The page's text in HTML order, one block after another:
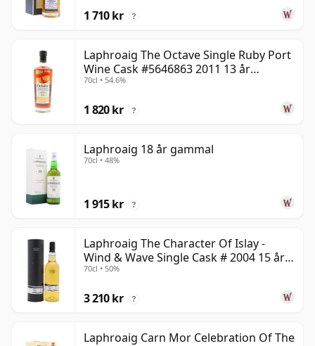
1 710 kr ?
Laphroaig The Octave Single Ruby Port
Wine Cask #5646863 2011 13 år
gammal
70cl • 54.6%
1 820 kr ?
Laphroaig 18 år gammal
70cl • 48%
1 915 kr ?
Laphroaig The Character Of Islay -
Wind & Wave Single Cask # 2004 15 år
gammal
70cl • 50%
3 210 kr ?
Laphroaig Carn Mor Celebration Of The